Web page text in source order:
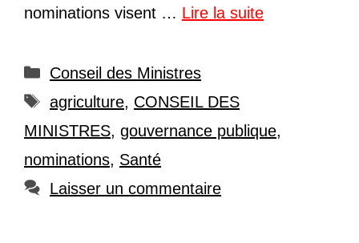
nominations visent … Lire la suite
Catégories
Conseil des Ministres
Étiquettes
agriculture, CONSEIL DES
MINISTRES, gouvernance publique,
nominations, Santé
Laisser un commentaire